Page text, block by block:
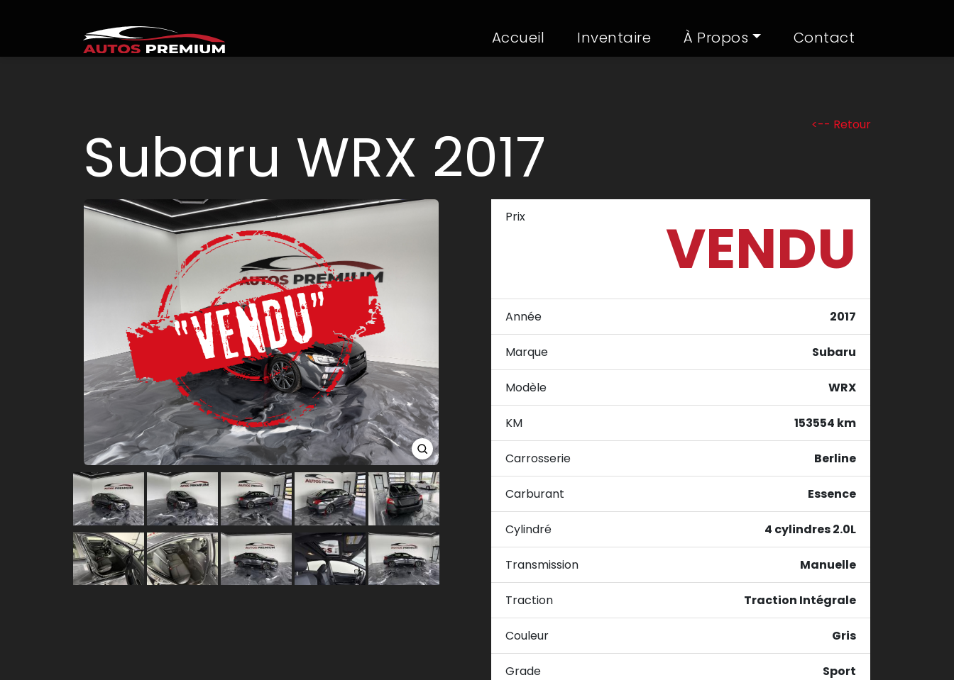
Accueil (current)
Inventaire À Propos Contact
<-- Retour
Subaru WRX 2017
Prix VENDU
Année 2017
Marque Subaru
Modèle WRX
KM 153554 km
Carrosserie Berline
Carburant Essence
Cylindré 4 cylindres 2.0L
Transmission Manuelle
Traction Traction Intégrale
Couleur Gris
Grade Sport